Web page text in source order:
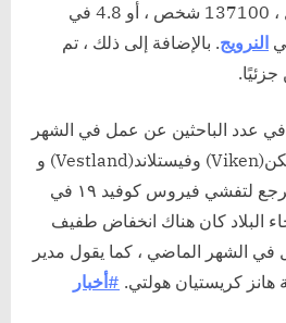
العمل والباحثين عن عمل ، 137100 شخص ، أو 4.8 في
النرويج. بالإضافة إلى ذلك ، تم
في عدد الباحثين عن عمل في الشهر
الماضي في مقاطعات فيكن(Viken) وفيستلاند(Vestland) و
أوسلو(Oslo) ، و السبب يرجع لتفشي فيروس كوفيد ١٩ في
البلاد كان هناك انخفاض طفيف
الشهر الماضي ، كما يقول مدير
هانز كريستيان هولتي. #أخبار